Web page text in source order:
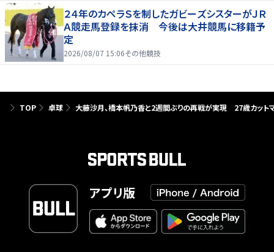
２４年のカペラＳを制したガビーズシスターがＪＲ
Ａ競走馬登録を抹消 今後は大井競馬に移籍予
定
2026/08/07 15:06その他競技
TOP 卓球 大藤沙月、橋本帆乃香と2週間ぶりの再戦が実現 27歳カット
アプリ版